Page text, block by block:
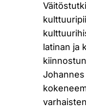
latinan ja